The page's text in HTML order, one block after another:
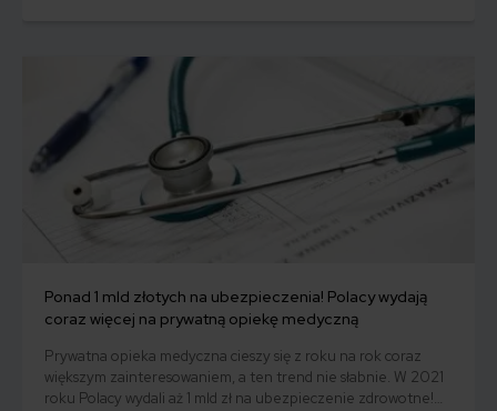
lepiej nie szusować. Jak je wybrać, na co zwrócić uwagę?
Przeczytaj nasz raport!
Ponad 1 mld złotych na ubezpieczenia! Polacy wydają
coraz więcej na prywatną opiekę medyczną
Prywatna opieka medyczna cieszy się z roku na rok coraz
większym zainteresowaniem, a ten trend nie słabnie. W 2021
roku Polacy wydali aż 1 mld zł na ubezpieczenie zdrowotne!